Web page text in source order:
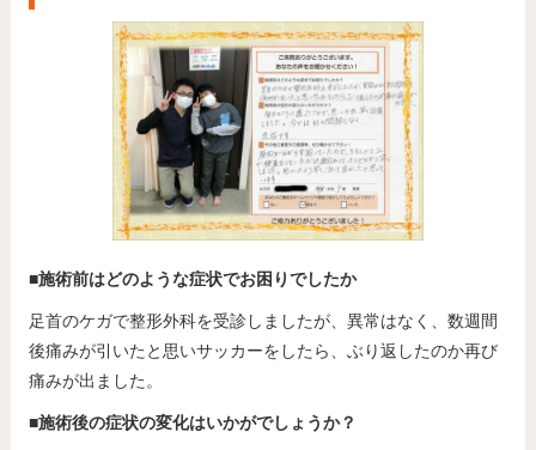
■施術前はどのような症状でお困りでしたか
足首のケガで整形外科を受診しましたが、異常はなく、数週間
後痛みが引いたと思いサッカーをしたら、ぶり返したのか再び
痛みが出ました。
■施術後の症状の変化はいかがでしょうか？